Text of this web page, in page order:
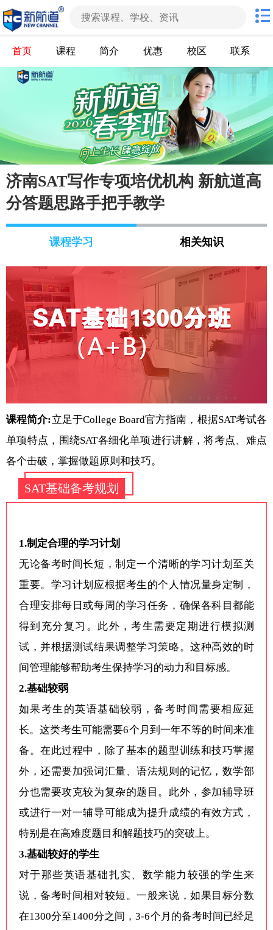
首页 课程 简介 优惠 校区 联系
济南SAT写作专项培优机构 新航道高
分答题思路手把手教学
课程学习 相关知识
课程简介:立足于College Board官方指南，根据SAT考试各
单项特点，围绕SAT各细化单项进行讲解，将考点、难点
各个击破，掌握做题原则和技巧。
SAT基础备考规划
1.制定合理的学习计划
无论备考时间长短，制定一个清晰的学习计划至关
重要。学习计划应根据考生的个人情况量身定制，
合理安排每日或每周的学习任务，确保各科目都能
得到充分复习。此外，考生需要定期进行模拟测
试，并根据测试结果调整学习策略。这种高效的时
间管理能够帮助考生保持学习的动力和目标感。
2.基础较弱
如果考生的英语基础较弱，备考时间需要相应延
长。这类考生可能需要6个月到一年不等的时间来准
备。在此过程中，除了基本的题型训练和技巧掌握
外，还需要加强词汇量、语法规则的记忆，数学部
分也需要攻克较为复杂的题目。此外，参加辅导班
或进行一对一辅导可能成为提升成绩的有效方式，
特别是在高难度题目和解题技巧的突破上。
3.基础较好的学生
对于那些英语基础扎实、数学能力较强的学生来
说，备考时间相对较短。一般来说，如果目标分数
在1300分至1400分之间，3-6个月的备考时间已经足